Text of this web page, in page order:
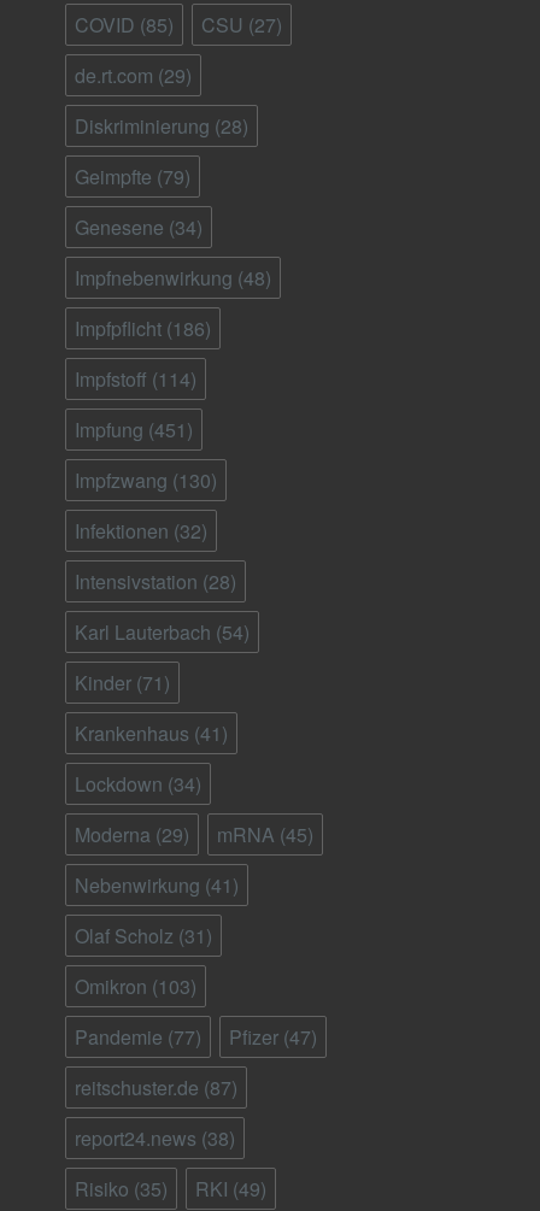
COVID (85) CSU (27)
de.rt.com (29)
Diskriminierung (28)
Geimpfte (79)
Genesene (34)
Impfnebenwirkung (48)
Impfpflicht (186)
Impfstoff (114)
Impfung (451)
Impfzwang (130)
Infektionen (32)
Intensivstation (28)
Karl Lauterbach (54)
Kinder (71)
Krankenhaus (41)
Lockdown (34)
Moderna (29) mRNA (45)
Nebenwirkung (41)
Olaf Scholz (31)
Omikron (103)
Pandemie (77) Pfizer (47)
reitschuster.de (87)
report24.news (38)
Risiko (35) RKI (49)